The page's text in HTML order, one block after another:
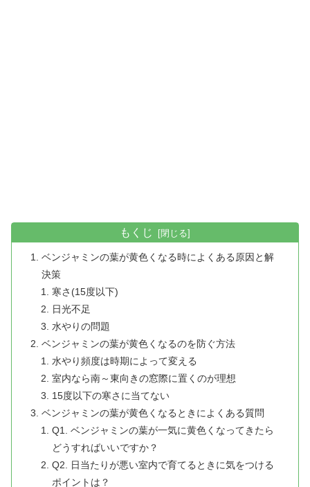
もくじ
ベンジャミンの葉が黄色くなる時によくある原因と解
決策
寒さ(15度以下)
日光不足
水やりの問題
ベンジャミンの葉が黄色くなるのを防ぐ方法
水やり頻度は時期によって変える
室内なら南～東向きの窓際に置くのが理想
15度以下の寒さに当てない
ベンジャミンの葉が黄色くなるときによくある質問
Q1. ベンジャミンの葉が一気に黄色くなってきたら
どうすればいいですか？
Q2. 日当たりが悪い室内で育てるときに気をつける
ポイントは？